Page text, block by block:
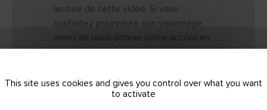
lecture de cette vidéo. Si vous
souhaitez poursuivre son visionnage,
merci de nous donner votre accord en
cliquant sur le bouton ci-dessous.
This site uses cookies and gives you control over what you want
to activate